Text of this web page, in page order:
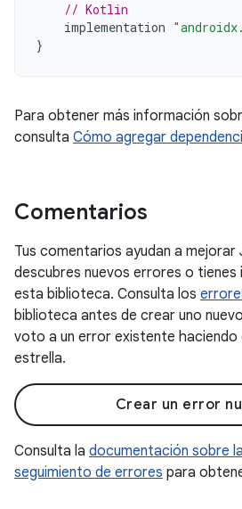
// Kotlin
implementation
}
Para obtener más información
consulta Cómo agregar
Comentarios
Tus comentarios ayudan a mejorar
descubres nuevos errores o tienes
esta biblioteca. Consulta los
biblioteca antes de crear uno
voto a un error existente haciendo
estrella.
Crear un error
Consulta la documentación sobre
seguimiento de errores para